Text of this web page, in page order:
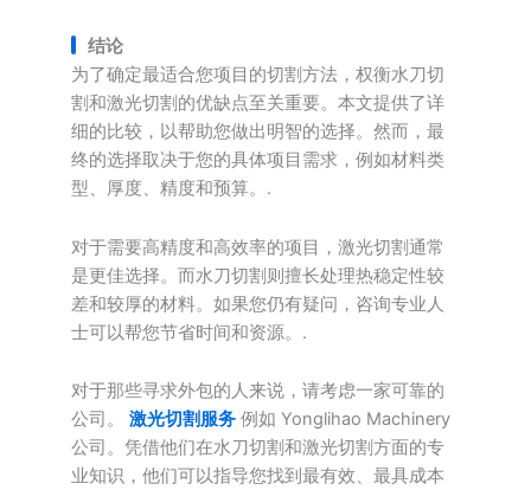
结论
为了确定最适合您项目的切割方法，权衡水刀切
割和激光切割的优缺点至关重要。本文提供了详
细的比较，以帮助您做出明智的选择。然而，最
终的选择取决于您的具体项目需求，例如材料类
型、厚度、精度和预算。.
对于需要高精度和高效率的项目，激光切割通常
是更佳选择。而水刀切割则擅长处理热稳定性较
差和较厚的材料。如果您仍有疑问，咨询专业人
士可以帮您节省时间和资源。.
对于那些寻求外包的人来说，请考虑一家可靠的
公司。 激光切割服务 例如 Yonglihao Machinery
公司。凭借他们在水刀切割和激光切割方面的专
业知识，他们可以指导您找到最有效、最具成本